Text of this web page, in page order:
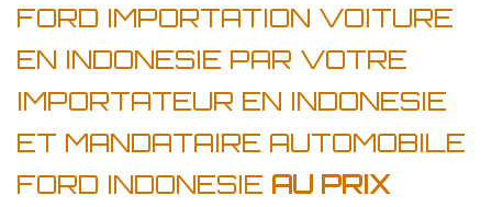
FORD IMPORTATION VOITURE
EN INDONESIE PAR VOTRE
IMPORTATEUR EN INDONESIE
ET MANDATAIRE AUTOMOBILE
FORD INDONESIE AU PRIX